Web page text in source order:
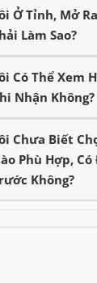
Ở Tỉnh, Mở
Làm Sao?
Có Thể Xem
Nhận Không?
Chưa Biết
Phù Hợp,
Không?